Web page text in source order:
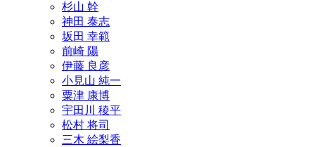
杉山 幹
神田 泰志
坂田 幸範
前崎 陽
伊藤 良彦
小見山 純一
粟津 康博
宇田川 稜平
松村 将司
三木 絵梨香